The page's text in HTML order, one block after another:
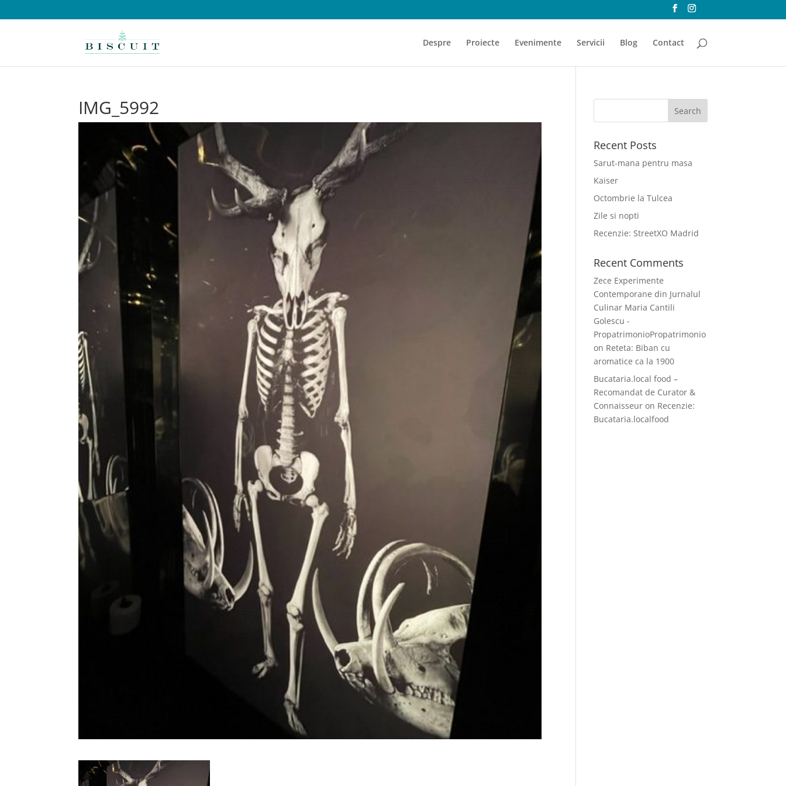
Despre Proiecte Evenimente Servicii Blog Contact
IMG_5992
Recent Posts
Sarut-mana pentru masa
Kaiser
Octombrie la Tulcea
Zile si nopti
Recenzie: StreetXO Madrid
Recent Comments
Zece Experimente
Contemporane din Jurnalul
Culinar Maria Cantili
Golescu -
PropatrimonioPropatrimonio
on Reteta: Biban cu
aromatice ca la 1900
Bucataria.local food –
Recomandat de Curator &
Connaisseur on Recenzie:
Bucataria.localfood